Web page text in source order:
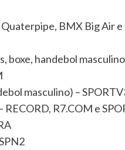
BMX Big Air
boxe, handebol
masculino) –
RECORD, R7.COM e